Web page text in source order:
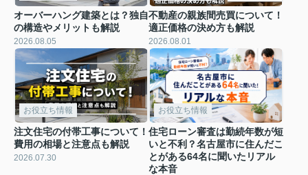
オーバーハング建築とは？独自
の構造やメリットも解説
2026.08.05
不動産の親族間売買について！
適正価格の決め方も解説
2026.08.01
お役立ち情報
注文住宅の付帯工事について！
費用の相場と注意点も解説
2026.07.30
お役立ち情報
住宅ローン審査は勤続年数が短
いと不利？名古屋市に住んだこ
とがある64名に聞いたリアル
な本音